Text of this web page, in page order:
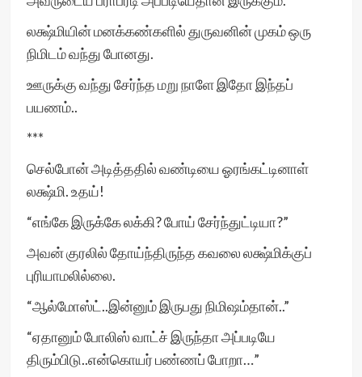
லக்ஷ்மியின் மனக்கண்களில் துருவனின் முகம் ஒரு
நிமிடம் வந்து போனது.
ஊருக்கு வந்து சேர்ந்த மறு நாளே இதோ இந்தப்
பயணம்..
***
செல்போன் அடித்ததில் வண்டியை ஓரங்கட்டினாள்
லக்ஷ்மி. உதய்!
“எங்கே இருக்கே லக்கி? போய் சேர்ந்துட்டியா?”
அவன் குரலில் தோய்ந்திருந்த கவலை லக்ஷ்மிக்குப்
புரியாமலில்லை.
“ஆல்மோஸ்ட்..இன்னும் இருபது நிமிஷம்தான்..”
“ஏதானும் போலிஸ் வாட்ச் இருந்தா அப்படியே
திரும்பிடு..என்கொயர் பண்ணப் போறா…”